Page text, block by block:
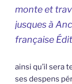
monte et
jusques à
française
ainsi qu’il sera
ses despens